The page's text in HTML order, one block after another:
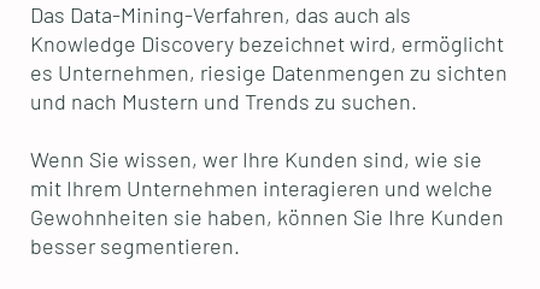
Das Data-Mining-Verfahren, das auch als
Knowledge Discovery bezeichnet wird, ermöglicht
es Unternehmen, riesige Datenmengen zu sichten
und nach Mustern und Trends zu suchen.
Wenn Sie wissen, wer Ihre Kunden sind, wie sie
mit Ihrem Unternehmen interagieren und welche
Gewohnheiten sie haben, können Sie Ihre Kunden
besser segmentieren.